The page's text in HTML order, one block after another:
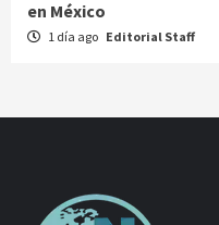
en México
1 día ago Editorial Staff